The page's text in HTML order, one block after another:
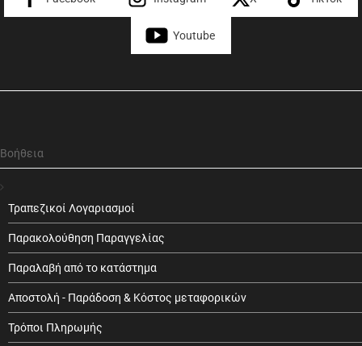
Youtube
Βοήθεια
Τραπεζικοί Λογαριασμοί
Παρακολούθηση Παραγγελίας
Παραλαβή από το κατάστημα
Αποστολή - Παράδοση & Κόστος μεταφορικών
Τρόποι Πληρωμής